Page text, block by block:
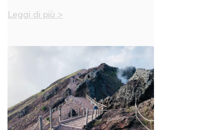
Leggi di più >